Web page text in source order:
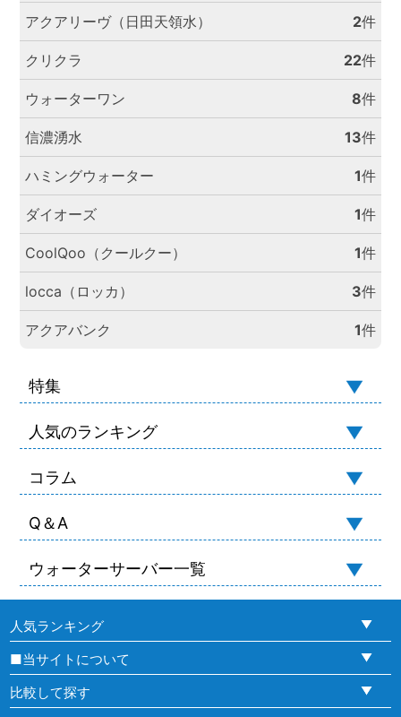
アクアリーヴ（日田天領水） 2件
クリクラ 22件
ウォーターワン 8件
信濃湧水 13件
ハミングウォーター 1件
ダイオーズ 1件
CoolQoo（クールクー） 1件
locca（ロッカ） 3件
アクアバンク 1件
特集
人気のランキング
コラム
Q＆A
ウォーターサーバー一覧
人気ランキング
■当サイトについて
比較して探す